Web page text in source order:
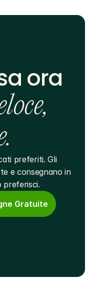
ora
preferiti. Gli
e consegnano in
preferisci.
Gratuite